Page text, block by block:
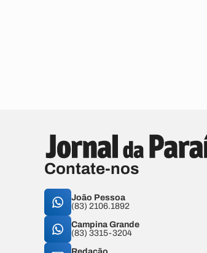
Contate-nos
João Pessoa
(83) 2106.1892
Campina Grande
(83) 3315-3204